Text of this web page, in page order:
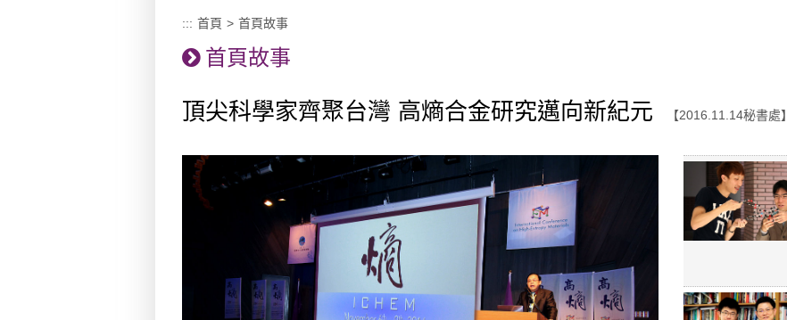
::: 首頁 > 首頁故事
首頁故事
頂尖科學家齊聚台灣 高熵合金研究邁向新紀元 【2016.11.14秘書處】